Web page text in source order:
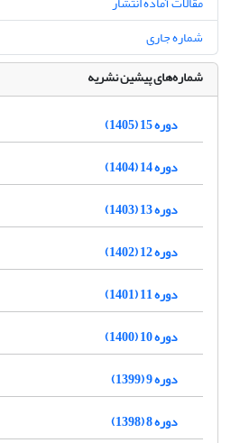
شماره جاری
شماره‌های پیشین نشریه
دوره 15 (1405)
دوره 14 (1404)
دوره 13 (1403)
دوره 12 (1402)
دوره 11 (1401)
دوره 10 (1400)
دوره 9 (1399)
دوره 8 (1398)